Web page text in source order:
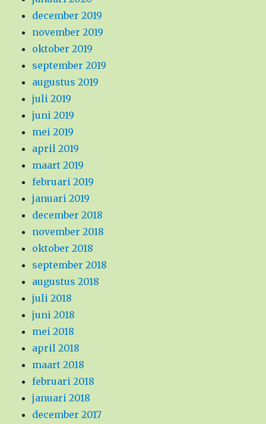
december 2019
november 2019
oktober 2019
september 2019
augustus 2019
juli 2019
juni 2019
mei 2019
april 2019
maart 2019
februari 2019
januari 2019
december 2018
november 2018
oktober 2018
september 2018
augustus 2018
juli 2018
juni 2018
mei 2018
april 2018
maart 2018
februari 2018
januari 2018
december 2017